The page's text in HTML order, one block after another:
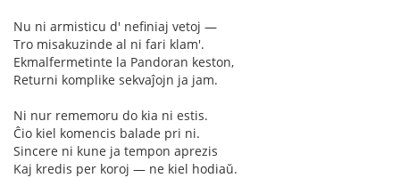
Nu ni armisticu d' nefiniaj vetoj —
Tro misakuzinde al ni fari klam'.
Ekmalfermetinte la Pandoran keston,
Returni komplike sekvaĵojn ja jam.
Ni nur rememoru do kia ni estis.
Ĉio kiel komencis balade pri ni.
Sincere ni kune ja tempon aprezis
Kaj kredis per koroj — ne kiel hodiaŭ.